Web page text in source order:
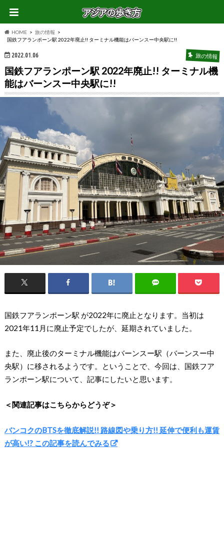
HOME
旅の情報
国鉄フアランポーン駅 2022年廃止!! ターミナル機能はバーンスー中央駅に!!
2022.01.06 旅の情報
国鉄フアランポーン駅 2022年廃止!! ターミナル機
能はバーンスー中央駅に!!
国鉄フアランポーン駅 が2022年に廃止となります。当初は
2021年11月に廃止予定でしたが、延期されていました。
また、廃止後のターミナル機能はバーンスー駅（バーンスー中
央駅）に移されるようです。ということで、今回は、国鉄フア
ランポーン駅について、記事にしたいと思います。
＜関連記事はこちらからどうぞ＞
バンコクのBTSを徹底解説!! 路線図や乗り方!! 延伸で便利も運賃
が高い!? この記事を読んでみる